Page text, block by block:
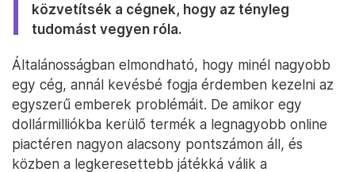
közvetítsék a cégnek, hogy az tényleg
tudomást vegyen róla.
Általánosságban elmondható, hogy minél nagyobb
egy cég, annál kevésbé fogja érdemben kezelni az
egyszerű emberek problémáit. De amikor egy
dollármilliókba kerülő termék a legnagyobb online
piactéren nagyon alacsony pontszámon áll, és
közben a legkeresettebb játékká válik a